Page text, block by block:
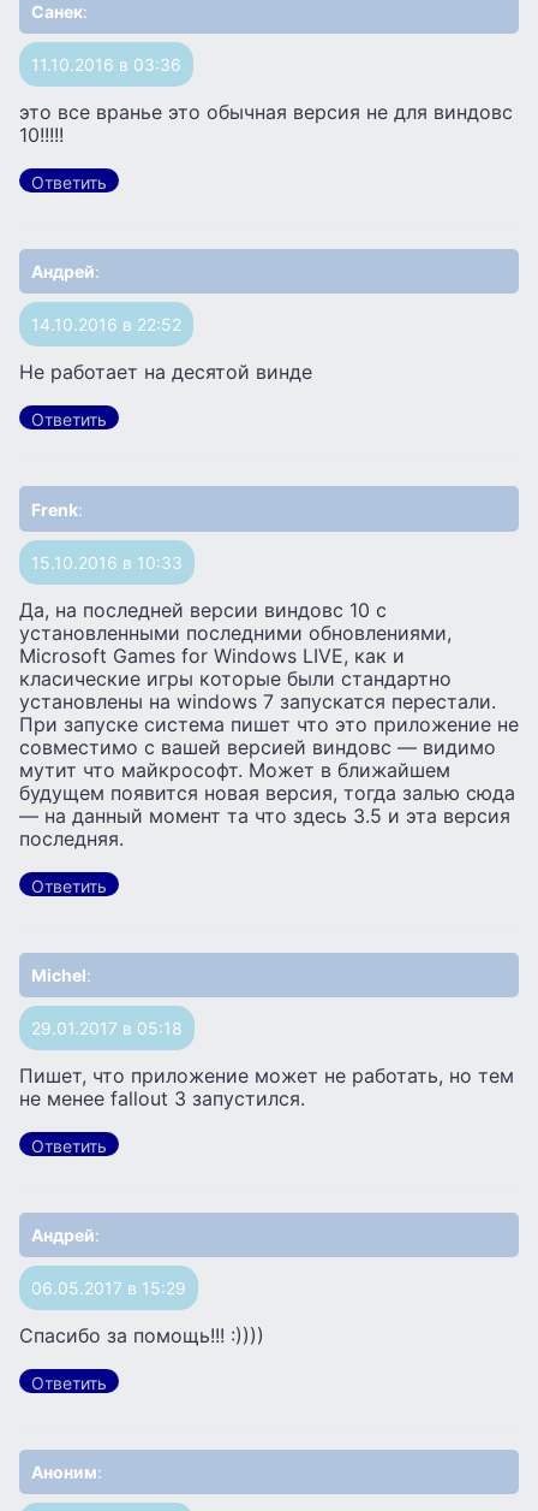
Санек:
11.10.2016 в 03:36
это все вранье это обычная версия не для виндовс
10!!!!!
Ответить
Андрей:
14.10.2016 в 22:52
Не работает на десятой винде
Ответить
Frenk:
15.10.2016 в 10:33
Да, на последней версии виндовс 10 с
установленными последними обновлениями,
Microsoft Games for Windows LIVE, как и
класические игры которые были стандартно
установлены на windows 7 запускатся перестали.
При запуске система пишет что это приложение не
совместимо с вашей версией виндовс — видимо
мутит что майкрософт. Может в ближайшем
будущем появится новая версия, тогда залью сюда
— на данный момент та что здесь 3.5 и эта версия
последняя.
Ответить
Michel:
29.01.2017 в 05:18
Пишет, что приложение может не работать, но тем
не менее fallout 3 запустился.
Ответить
Андрей:
06.05.2017 в 15:29
Спасибо за помощь!!! :))))
Ответить
Аноним: